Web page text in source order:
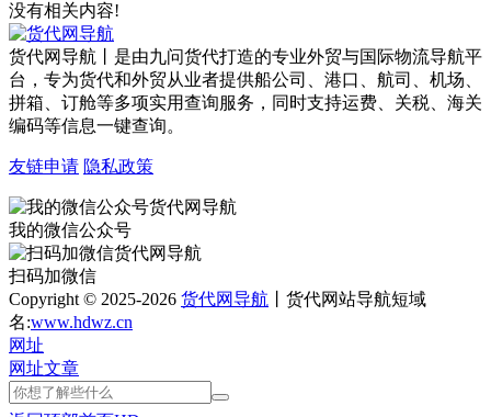
没有相关内容!
货代网导航丨是由九问货代打造的专业外贸与国际物流导航平
台，专为货代和外贸从业者提供船公司、港口、航司、机场、
拼箱、订舱等多项实用查询服务，同时支持运费、关税、海关
编码等信息一键查询。
友链申请 隐私政策
我的微信公众号
扫码加微信
Copyright © 2025-2026 货代网导航 丨货代网站导航短域
名:www.hdwz.cn
网址
网址文章